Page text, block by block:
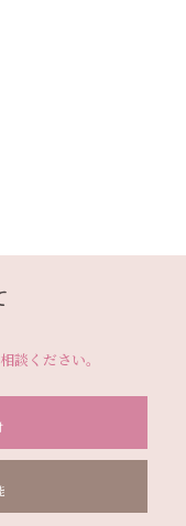
談ください。